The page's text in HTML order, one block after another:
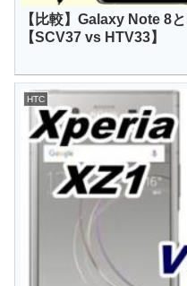
【比較】Galaxy Note 8
【SCV37 vs HTV33】
HTC